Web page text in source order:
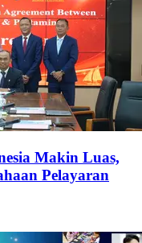
Makin Luas,
Pelayaran